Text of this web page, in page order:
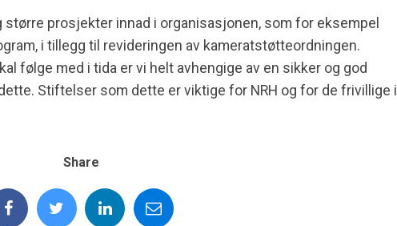
prosjekter innad i organisasjonen, som for eksempel
i tillegg til revideringen av kameratstøtteordningen.
følge med i tida er vi helt avhengige av en sikker og god
Stiftelser som dette er viktige for NRH og for de frivillige i
Share